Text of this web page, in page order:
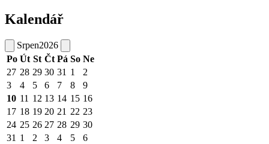
Kalendář
Srpen2026
Po Út St Čt Pá So Ne
27 28 29 30 31 1
2
3
4 5 6 7 8
9
10 11 12 13 14 15 16
17 18 19 20 21 22 23
24 25 26 27 28 29 30
31 1 2 3 4 5 6